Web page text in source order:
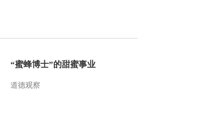
“蜜蜂博士”的甜蜜事业
道德观察